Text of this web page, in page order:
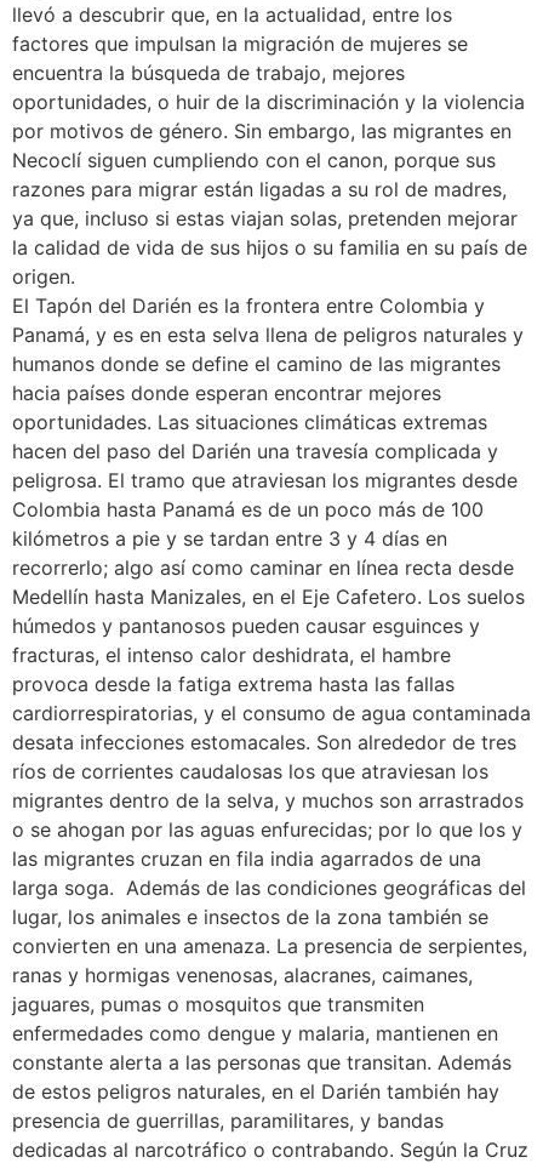
llevó a descubrir que, en la actualidad, entre los
factores que impulsan la migración de mujeres se
encuentra la búsqueda de trabajo, mejores
oportunidades, o huir de la discriminación y la violencia
por motivos de género. Sin embargo, las migrantes en
Necoclí siguen cumpliendo con el canon, porque sus
razones para migrar están ligadas a su rol de madres,
ya que, incluso si estas viajan solas, pretenden mejorar
la calidad de vida de sus hijos o su familia en su país de
origen.
El Tapón del Darién es la frontera entre Colombia y
Panamá, y es en esta selva llena de peligros naturales y
humanos donde se define el camino de las migrantes
hacia países donde esperan encontrar mejores
oportunidades. Las situaciones climáticas extremas
hacen del paso del Darién una travesía complicada y
peligrosa. El tramo que atraviesan los migrantes desde
Colombia hasta Panamá es de un poco más de 100
kilómetros a pie y se tardan entre 3 y 4 días en
recorrerlo; algo así como caminar en línea recta desde
Medellín hasta Manizales, en el Eje Cafetero. Los suelos
húmedos y pantanosos pueden causar esguinces y
fracturas, el intenso calor deshidrata, el hambre
provoca desde la fatiga extrema hasta las fallas
cardiorrespiratorias, y el consumo de agua contaminada
desata infecciones estomacales. Son alrededor de tres
ríos de corrientes caudalosas los que atraviesan los
migrantes dentro de la selva, y muchos son arrastrados
o se ahogan por las aguas enfurecidas; por lo que los y
las migrantes cruzan en fila india agarrados de una
larga soga. Además de las condiciones geográficas del
lugar, los animales e insectos de la zona también se
convierten en una amenaza. La presencia de serpientes,
ranas y hormigas venenosas, alacranes, caimanes,
jaguares, pumas o mosquitos que transmiten
enfermedades como dengue y malaria, mantienen en
constante alerta a las personas que transitan. Además
de estos peligros naturales, en el Darién también hay
presencia de guerrillas, paramilitares, y bandas
dedicadas al narcotráfico o contrabando. Según la Cruz